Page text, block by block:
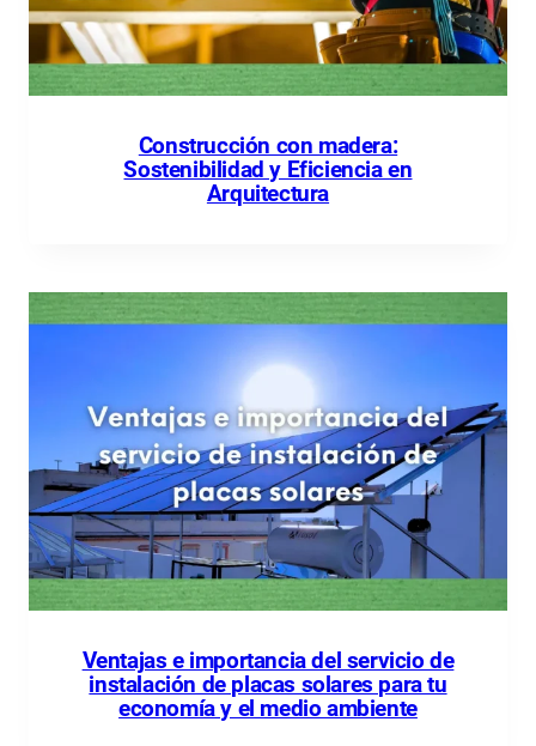
Construcción con madera:
Sostenibilidad y Eficiencia en
Arquitectura
Ventajas e importancia del servicio de
instalación de placas solares para tu
economía y el medio ambiente